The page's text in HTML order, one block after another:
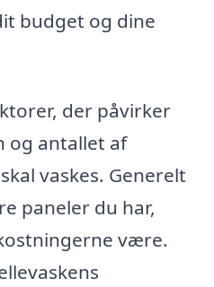
budget og dine
der påvirker
og antallet af
vaskes. Generelt
paneler du har,
være.